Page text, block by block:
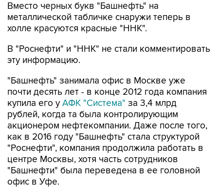
Вместо черных букв "Башнефть" на
металлической табличке снаружи теперь в
холле красуются красные "ННК".
В "Роснефти" и "ННК" не стали комментировать
эту информацию.
"Башнефть" занимала офис в Москве уже
почти десять лет - в конце 2012 года компания
купила его у АФК "Система" за 3,4 млрд
рублей, когда та была контролирующим
акционером нефтекомпании. Даже после того,
как в 2016 году "Башнефть" стала структурой
"Роснефти", компания продолжила работать в
центре Москвы, хотя часть сотрудников
"Башнефти" была переведена в ее головной
офис в Уфе.